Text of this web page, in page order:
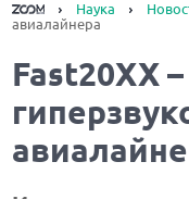
Наука
авиалайнера
Fast20XX